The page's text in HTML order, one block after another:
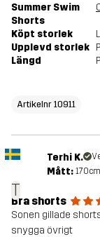
Summer Swim
Shorts
Köpt storlek L
Upplevd storlek
Längd
Artikelnr 10911
T
Terhi K.
Mått:
Bra shorts
Sonen gillade
snygga övrigt